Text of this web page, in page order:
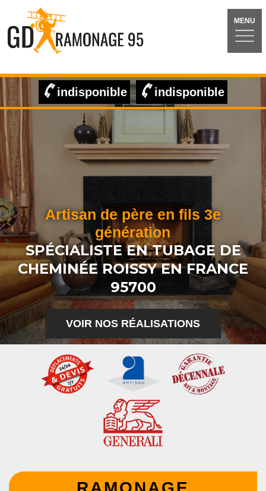
MENU
indisponible indisponible
Artisan de père en fils 3e
génération
SPÉCIALISTE EN TUBAGE DE
CHEMINÉE ROISSY EN FRANCE
95700
VOIR NOS RÉALISATIONS